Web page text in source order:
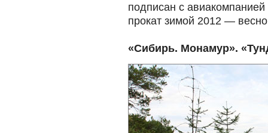
подписан с
прокат зимой 2012 —
«Сибирь. Монамур».